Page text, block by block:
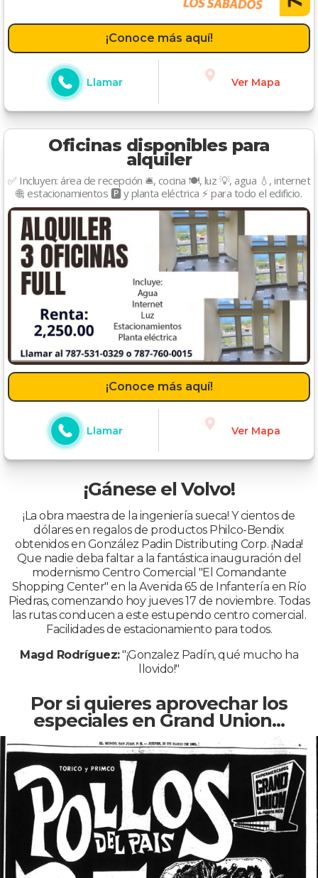
¡Conoce más aquí!
Llamar Ver Mapa
Oficinas disponibles para
alquiler
✅ Incluyen: área de recepción 🛎️, cocina 🍽️, luz 💡, agua 💧, internet
🌐, estacionamientos 🅿️ y planta eléctrica ⚡ para todo el edificio.
¡Conoce más aquí!
Llamar Ver Mapa
¡Gánese el Volvo!
¡La obra maestra de la ingeniería sueca! Y cientos de
dólares en regalos de productos Philco-Bendix
obtenidos en González Padin Distributing Corp. ¡Nada!
Que nadie deba faltar a la fantástica inauguración del
modernismo Centro Comercial "El Comandante
Shopping Center" en la Avenida 65 de Infantería en Río
Piedras, comenzando hoy jueves 17 de noviembre. Todas
las rutas conducen a este estupendo centro comercial.
Facilidades de estacionamiento para todos.
Magd Rodríguez:"¡Gonzalez Padín, qué mucho ha
llovido!"
Por si quieres aprovechar los
especiales en Grand Union...